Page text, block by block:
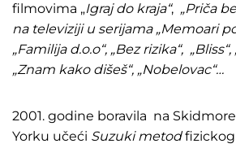
filmovima „Igraj do kraja“, „Priča
na televiziji u serijama „Memoari
„Familija d.o.o“, „Bez rizika“,
„Znam kako dišeš“, „Nobelovac“…
2001. godine boravila na
Yorku učeći Suzuki metod